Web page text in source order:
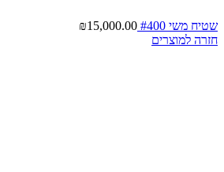
שטיח משי #400 ₪15,000.00
חזרה למוצרים